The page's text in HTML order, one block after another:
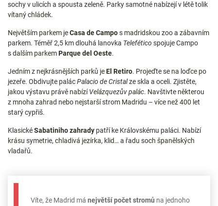
sochy v ulicích a spousta zeleně. Parky samotné nabízejí v létě tolik
vítaný chládek.
Největším parkem jeCasa de Campos madridskou zoo a zábavním
parkem. Téměř 2,5 km dlouhá lanovka Teleféticospojuje Campo
s dalším parkemParque del Oeste.
Jedním z nejkrásnějších parků jeEl Retiro. Projeďte se na loďce po
jezeře. Obdivujte palácPalacio de Cristalze skla a oceli. Zjistěte,
jakou výstavu právě nabízíVelázquezův palác. Navštivte některou
z mnoha zahrad nebo nejstarší strom Madridu – více než 400 let
starý cypřiš.
KlasickéSabatiniho zahrady patří ke Královskému paláci. Nabízí
krásu symetrie, chladivá jezírka, klid… a řadu soch španělských
vladařů.
Víte, že Madrid má největší počet stromů na jednoho